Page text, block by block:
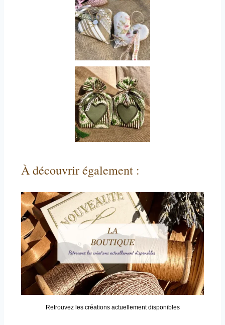
À découvrir également :
Retrouvez les créations actuellement disponibles